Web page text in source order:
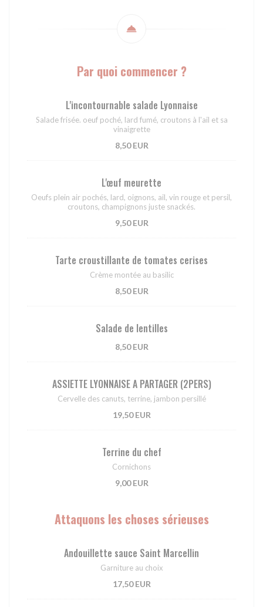
Par quoi commencer ?
L'incontournable salade Lyonnaise
Salade frisée. oeuf poché, lard fumé, croutons à l'ail et sa
vinaigrette
8,50 EUR
L'œuf meurette
Oeufs plein air pochés, lard, oignons, ail, vin rouge et persil,
croutons, champignons juste snackés.
9,50 EUR
Tarte croustillante de tomates cerises
Crème montée au basilic
8,50 EUR
Salade de lentilles
8,50 EUR
ASSIETTE LYONNAISE A PARTAGER (2PERS)
Cervelle des canuts, terrine, jambon persillé
19,50 EUR
Terrine du chef
Cornichons
9,00 EUR
Attaquons les choses sérieuses
Andouillette sauce Saint Marcellin
Garniture au choix
17,50 EUR